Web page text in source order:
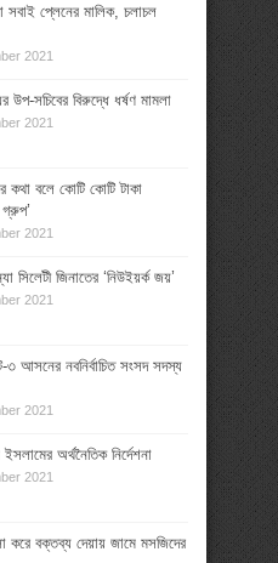
সবাই প্লেনের মালিক, চলাচল
2021
উপ-সচিবের বিরুদ্ধে ধর্ষণ মামলা
2021
কথা বলে কোটি কোটি টাকা
2021
সিলেটী জিনাতের ‘নিউইয়র্ক জয়’
2021
৩ আসনের নবনির্বাচিত সংসদ সদস্য
2021
অর্থনৈতিক নির্দেশনা
2021
করে বক্তব্য দেয়ায় জামে মসজিদের